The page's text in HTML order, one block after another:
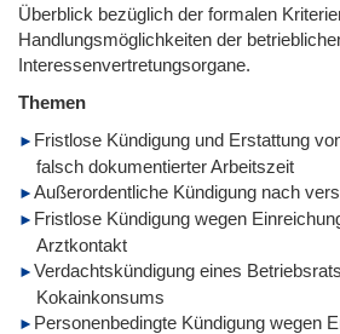
Überblick bezüglich der formalen
Handlungsmöglichkeiten der
Interessenvertretungsorgane.
Themen
Fristlose Kündigung und Erstattung
falsch dokumentierter Arbeitszeit
Außerordentliche Kündigung nach
Fristlose Kündigung wegen
Arztkontakt
Verdachtskündigung eines
Kokainkonsums
Personenbedingte Kündigung wegen